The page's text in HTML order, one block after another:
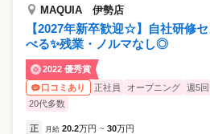
MAQUIA 伊勢店
【2027年新卒歓迎☆】自社研修
べる✨残業・ノルマなし◎
2022 優秀賞
口コミあり
正社員 オープニング 週5回
20代多数
正 月給 20.2万円 ~ 30万円